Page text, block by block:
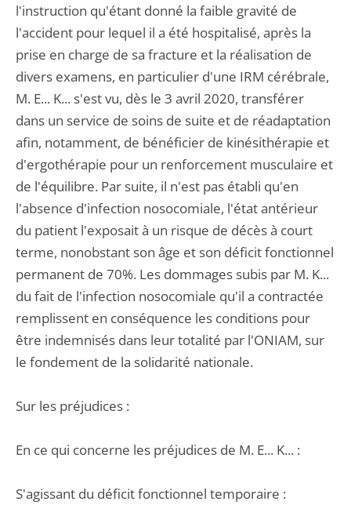
l'instruction qu'étant donné la faible gravité de
l'accident pour lequel il a été hospitalisé, après la
prise en charge de sa fracture et la réalisation de
divers examens, en particulier d'une IRM cérébrale,
M. E... K... s'est vu, dès le 3 avril 2020, transférer
dans un service de soins de suite et de réadaptation
afin, notamment, de bénéficier de kinésithérapie et
d'ergothérapie pour un renforcement musculaire et
de l'équilibre. Par suite, il n'est pas établi qu'en
l'absence d'infection nosocomiale, l'état antérieur
du patient l'exposait à un risque de décès à court
terme, nonobstant son âge et son déficit fonctionnel
permanent de 70%. Les dommages subis par M. K...
du fait de l'infection nosocomiale qu'il a contractée
remplissent en conséquence les conditions pour
être indemnisés dans leur totalité par l'ONIAM, sur
le fondement de la solidarité nationale.
Sur les préjudices :
En ce qui concerne les préjudices de M. E... K... :
S'agissant du déficit fonctionnel temporaire :